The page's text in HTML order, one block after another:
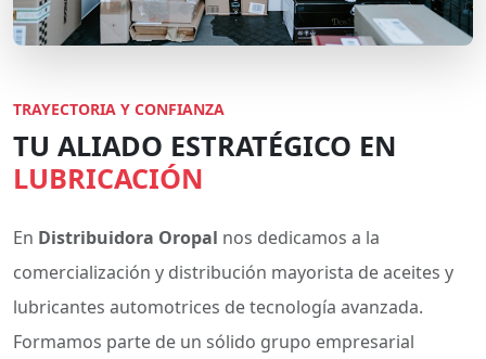
TRAYECTORIA Y CONFIANZA
TU ALIADO ESTRATÉGICO EN
LUBRICACIÓN
En Distribuidora Oropal nos dedicamos a la
comercialización y distribución mayorista de aceites y
lubricantes automotrices de tecnología avanzada.
Formamos parte de un sólido grupo empresarial